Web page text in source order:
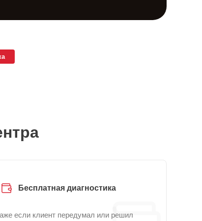
Бесплатная диагностика
если клиент передумал или решил